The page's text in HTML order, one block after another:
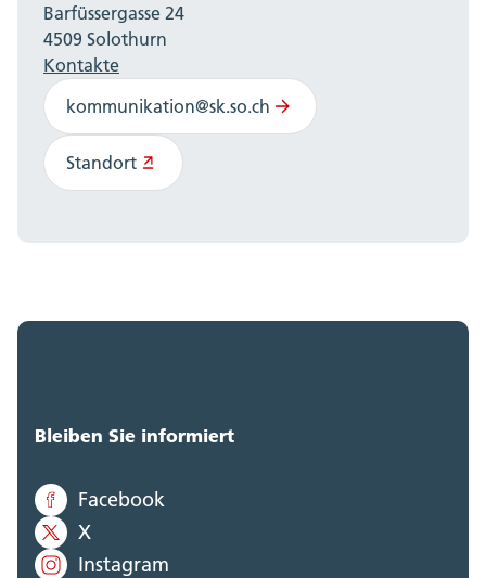
Barfüssergasse 24
4509 Solothurn
Kontakte
kommunikation@sk.so.ch
Standort
Bleiben Sie informiert
Facebook
X
Instagram